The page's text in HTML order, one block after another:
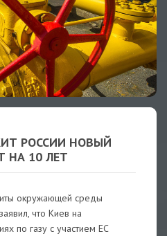
РОССИИ НОВЫЙ
НА 10 ЛЕТ
окружающей среды
что Киев на
по газу с участием ЕС